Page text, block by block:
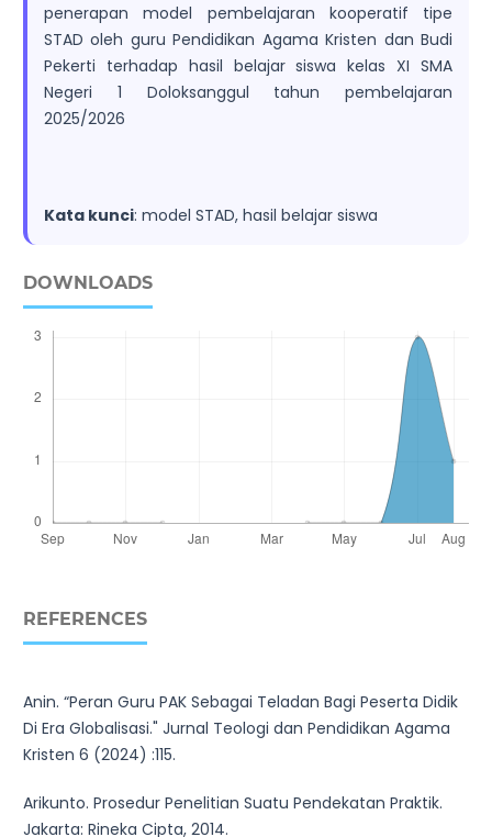
penerapan model pembelajaran kooperatif tipe
STAD oleh guru Pendidikan Agama Kristen dan Budi
Pekerti terhadap hasil belajar siswa kelas XI SMA
Negeri 1 Doloksanggul tahun pembelajaran
2025/2026
Kata kunci: model STAD, hasil belajar siswa
DOWNLOADS
REFERENCES
Anin. “Peran Guru PAK Sebagai Teladan Bagi Peserta Didik
Di Era Globalisasi." Jurnal Teologi dan Pendidikan Agama
Kristen 6 (2024) :115.
Arikunto. Prosedur Penelitian Suatu Pendekatan Praktik.
Jakarta: Rineka Cipta, 2014.